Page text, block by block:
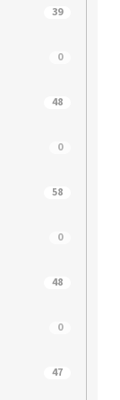
39
0
48
0
58
0
48
0
47